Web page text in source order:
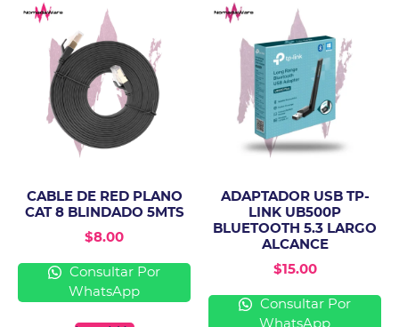
CABLE DE RED PLANO
CAT 8 BLINDADO 5MTS
$8.00
Consultar Por
WhatsApp
ADAPTADOR USB TP-
LINK UB500P
BLUETOOTH 5.3 LARGO
ALCANCE
$15.00
Consultar Por
WhatsApp